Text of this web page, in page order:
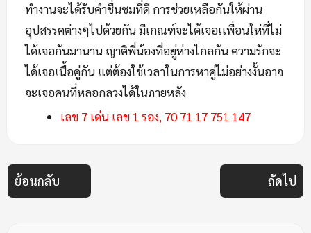
ทำงานจะได้รับคำชื่นชมที่ดี การช่วยเหลือกันให้ผ่าน
อุปสรรคต่างๆไปด้วยกัน มีเกณฑ์จะได้เจอเเพื่อนให่ที่ไม่
ได้เจอกันมานาน ญาติพี่น้องที่อยู่ห่างไกลกัน ความรักจะ
ได้เจอเนื้อคู่กัน แต่ต้องใช้เวลาในการหาคู่ไม่อย่างงั้นอาจ
จะเจอคนที่หลอกลวงได้ในภายหลัง
เลข 7 เด่น เลข 1 รอง, 70 71 17 751 147
ย้อนกลับ ถัดไป